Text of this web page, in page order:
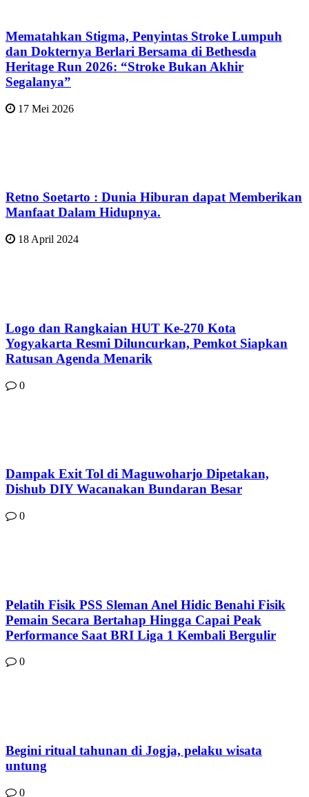
Mematahkan Stigma, Penyintas Stroke Lumpuh
dan Dokternya Berlari Bersama di Bethesda
Heritage Run 2026: “Stroke Bukan Akhir
Segalanya”
17 Mei 2026
Retno Soetarto : Dunia Hiburan dapat Memberikan
Manfaat Dalam Hidupnya.
18 April 2024
Logo dan Rangkaian HUT Ke-270 Kota
Yogyakarta Resmi Diluncurkan, Pemkot Siapkan
Ratusan Agenda Menarik
0
Dampak Exit Tol di Maguwoharjo Dipetakan,
Dishub DIY Wacanakan Bundaran Besar
0
Pelatih Fisik PSS Sleman Anel Hidic Benahi Fisik
Pemain Secara Bertahap Hingga Capai Peak
Performance Saat BRI Liga 1 Kembali Bergulir
0
Begini ritual tahunan di Jogja, pelaku wisata
untung
0